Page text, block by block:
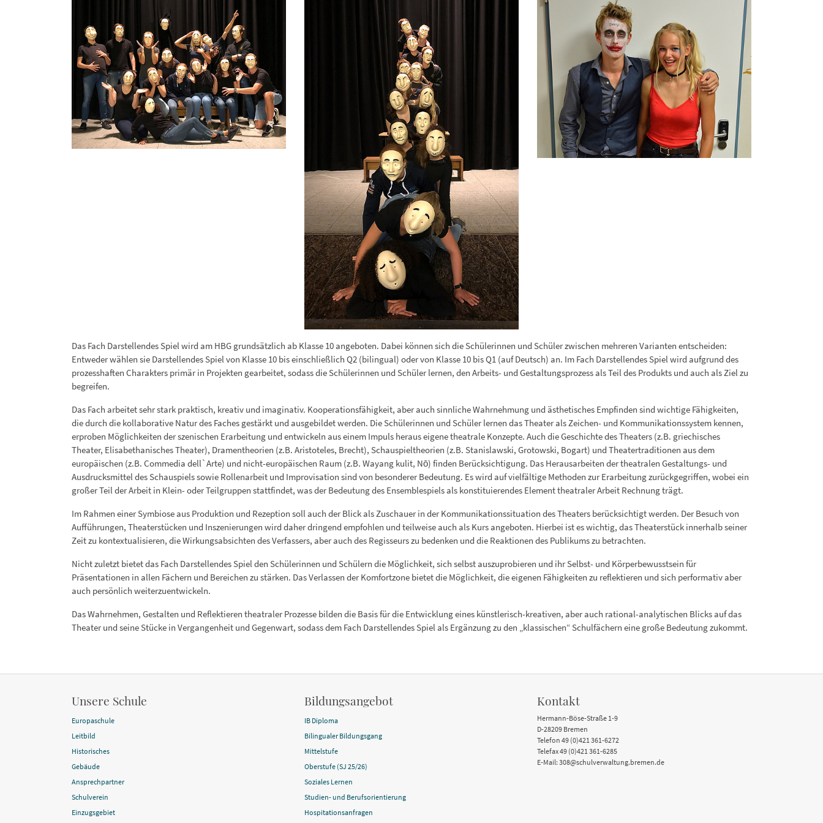
Das Fach Darstellendes Spiel wird am HBG grundsätzlich ab Klasse 10 angeboten. Dabei können sich die Schülerinnen und Schüler zwischen mehreren Varianten entscheiden:
Entweder wählen sie Darstellendes Spiel von Klasse 10 bis einschließlich Q2 (bilingual) oder von Klasse 10 bis Q1 (auf Deutsch) an. Im Fach Darstellendes Spiel wird aufgrund des
prozesshaften Charakters primär in Projekten gearbeitet, sodass die Schülerinnen und Schüler lernen, den Arbeits- und Gestaltungsprozess als Teil des Produkts und auch als Ziel zu
begreifen.
Das Fach arbeitet sehr stark praktisch, kreativ und imaginativ. Kooperationsfähigkeit, aber auch sinnliche Wahrnehmung und ästhetisches Empfinden sind wichtige Fähigkeiten,
die durch die kollaborative Natur des Faches gestärkt und ausgebildet werden. Die Schülerinnen und Schüler lernen das Theater als Zeichen- und Kommunikationssystem kennen,
erproben Möglichkeiten der szenischen Erarbeitung und entwickeln aus einem Impuls heraus eigene theatrale Konzepte. Auch die Geschichte des Theaters (z.B. griechisches
Theater, Elisabethanisches Theater), Dramentheorien (z.B. Aristoteles, Brecht), Schauspieltheorien (z.B. Stanislawski, Grotowski, Bogart) und Theatertraditionen aus dem
europäischen (z.B. Commedia dell`Arte) und nicht-europäischen Raum (z.B. Wayang kulit, Nō) finden Berücksichtigung. Das Herausarbeiten der theatralen Gestaltungs- und
Ausdrucksmittel des Schauspiels sowie Rollenarbeit und Improvisation sind von besonderer Bedeutung. Es wird auf vielfältige Methoden zur Erarbeitung zurückgegriffen, wobei ein
großer Teil der Arbeit in Klein- oder Teilgruppen stattfindet, was der Bedeutung des Ensemblespiels als konstituierendes Element theatraler Arbeit Rechnung trägt.
Im Rahmen einer Symbiose aus Produktion und Rezeption soll auch der Blick als Zuschauer in der Kommunikationssituation des Theaters berücksichtigt werden. Der Besuch von
Aufführungen, Theaterstücken und Inszenierungen wird daher dringend empfohlen und teilweise auch als Kurs angeboten. Hierbei ist es wichtig, das Theaterstück innerhalb seiner
Zeit zu kontextualisieren, die Wirkungsabsichten des Verfassers, aber auch des Regisseurs zu bedenken und die Reaktionen des Publikums zu betrachten.
Nicht zuletzt bietet das Fach Darstellendes Spiel den Schülerinnen und Schülern die Möglichkeit, sich selbst auszuprobieren und ihr Selbst- und Körperbewusstsein für
Präsentationen in allen Fächern und Bereichen zu stärken. Das Verlassen der Komfortzone bietet die Möglichkeit, die eigenen Fähigkeiten zu reflektieren und sich performativ aber
auch persönlich weiterzuentwickeln.
Das Wahrnehmen, Gestalten und Reflektieren theatraler Prozesse bilden die Basis für die Entwicklung eines künstlerisch-kreativen, aber auch rational-analytischen Blicks auf das
Theater und seine Stücke in Vergangenheit und Gegenwart, sodass dem Fach Darstellendes Spiel als Ergänzung zu den „klassischen“ Schulfächern eine große Bedeutung zukommt.
Unsere Schule
Europaschule
Leitbild
Historisches
Gebäude
Ansprechpartner
Schulverein
Einzugsgebiet
Bildungsangebot
IB Diploma
Bilingualer Bildungsgang
Mittelstufe
Oberstufe (SJ 25/26)
Soziales Lernen
Studien- und Berufsorientierung
Hospitationsanfragen
Kontakt
Hermann-Böse-Straße 1-9
D-28209 Bremen
Telefon 49 (0)421 361-6272
Telefax 49 (0)421 361-6285
E-Mail: 308@schulverwaltung.bremen.de